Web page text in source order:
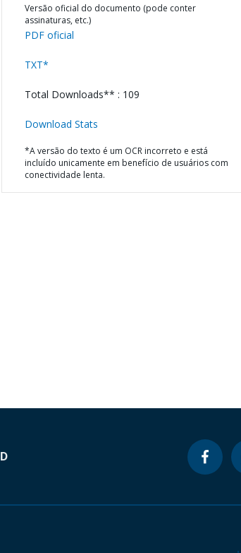
Versão oficial do documento (pode conter
assinaturas, etc.)
PDF oficial
TXT*
Total Downloads** : 109
Download Stats
*A versão do texto é um OCR incorreto e está
incluído unicamente em benefício de usuários com
conectividade lenta.